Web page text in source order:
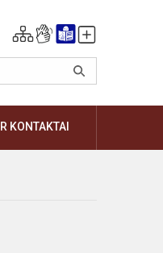
KONTAKTAI